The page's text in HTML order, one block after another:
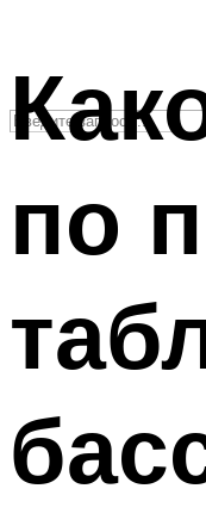
ПЛАВАНЬЕ ДЛЯ
ПЛАВАНЬЕ ДЛЯ
ОЧИСТКА
по